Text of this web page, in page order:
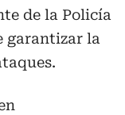
de la Policía
garantizar la